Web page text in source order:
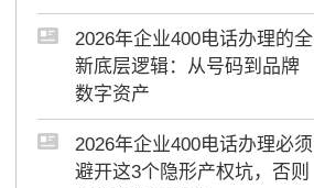
2026年企业400电话办理的全
新底层逻辑：从号码到品牌
数字资产
2026年企业400电话办理必须
避开这3个隐形产权坑，否则